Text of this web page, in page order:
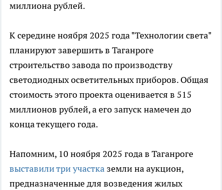
миллиона рублей.
К середине ноября 2025 года "Технологии света"
планируют завершить в Таганроге
строительство завода по производству
светодиодных осветительных приборов. Общая
стоимость этого проекта оценивается в 515
миллионов рублей, а его запуск намечен до
конца текущего года.
Напомним, 10 ноября 2025 года в Таганроге
выставили три участка земли на аукцион,
предназначенные для возведения жилых